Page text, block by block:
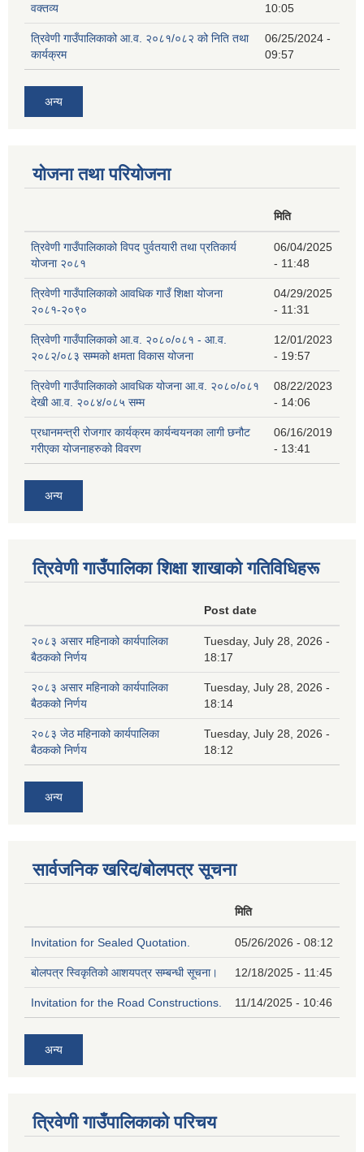
वक्तव्य
10:05
त्रिवेणी गाउँपालिकाको आ.व. २०८१/०८२ को निति तथा
कार्यक्रम
06/25/2024 -
09:57
अन्य
योजना तथा परियोजना
मिति
त्रिवेणी गाउँपालिकाको विपद पुर्वतयारी तथा प्रतिकार्य
योजना २०८१
06/04/2025
- 11:48
त्रिवेणी गाउँपालिकाको आवधिक गाउँ शिक्षा योजना
२०८१-२०९०
04/29/2025
- 11:31
त्रिवेणी गाउँपालिकाको आ.व. २०८०/०८१ - आ.व.
२०८२/०८३ सम्मको क्षमता विकास योजना
12/01/2023
- 19:57
त्रिवेणी गाउँपालिकाको आवधिक योजना आ.व. २०८०/०८१
देखी आ.व. २०८४/०८५ सम्म
08/22/2023
- 14:06
प्रधानमन्त्री रोजगार कार्यक्रम कार्यन्वयनका लागी छनौट
गरीएका योजनाहरुको विवरण
06/16/2019
- 13:41
अन्य
त्रिवेणी गाउँपालिका शिक्षा शाखाकाे गतिविधिहरू
Post date
२०८३ असार महिनाको कार्यपालिका
बैठकको निर्णय
Tuesday, July 28, 2026 -
18:17
२०८३ असार महिनाको कार्यपालिका
बैठकको निर्णय
Tuesday, July 28, 2026 -
18:14
२०८३ जेठ महिनाको कार्यपालिका
बैठकको निर्णय
Tuesday, July 28, 2026 -
18:12
अन्य
सार्वजनिक खरिद/बोलपत्र सूचना
मिति
Invitation for Sealed Quotation. 05/26/2026 - 08:12
बोलपत्र स्विकृतिको आशयपत्र सम्बन्धी सूचना। 12/18/2025 - 11:45
Invitation for the Road Constructions. 11/14/2025 - 10:46
अन्य
त्रिवेणी गाउँपालिकाको परिचय